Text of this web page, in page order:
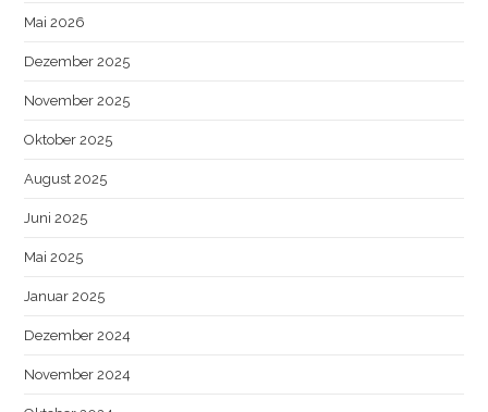
Mai 2026
Dezember 2025
November 2025
Oktober 2025
August 2025
Juni 2025
Mai 2025
Januar 2025
Dezember 2024
November 2024